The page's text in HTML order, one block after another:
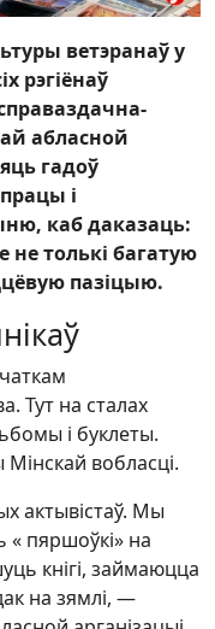
ветэранаў у
рэгіёнаў
абласной
гадоў
і
каб даказаць:
не толькі багатую
пазіцыю.
Тут на сталах
і буклеты.
вобласці.
актывістаў. Мы
пяршоўкі» на
кнігі, займаюцца
на зямлі, —